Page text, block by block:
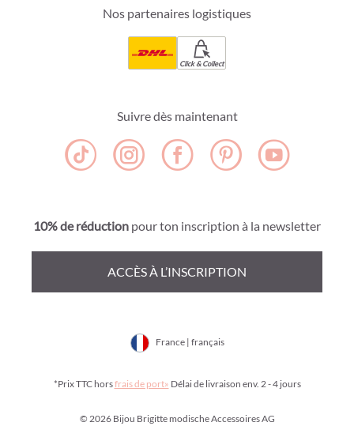
Nos partenaires logistiques
Click & Collect
Suivre dès maintenant
10% de réduction pour ton inscription à la newsletter
ACCÈS À L’INSCRIPTION
France | français
*Prix TTC horsfrais de port» Délai de livraison env. 2 - 4 jours
© 2026 Bijou Brigitte modische Accessoires AG